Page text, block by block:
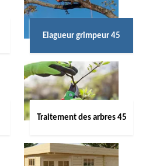
Elagueur grimpeur 45
Traitement des arbres 45